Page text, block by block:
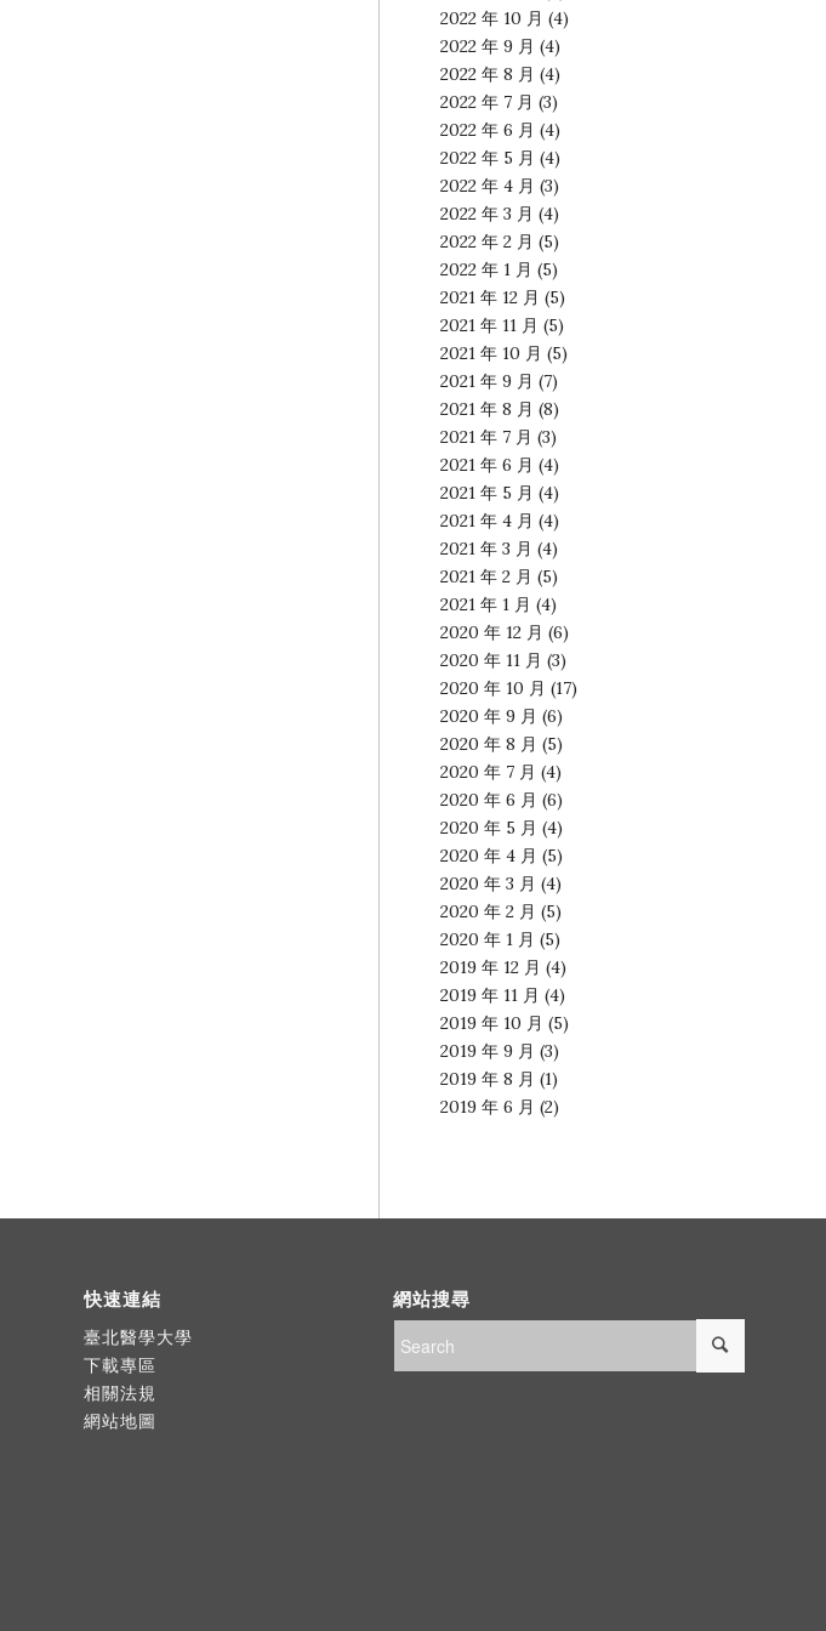
2022 年 10 月 (4)
2022 年 9 月 (4)
2022 年 8 月 (4)
2022 年 7 月 (3)
2022 年 6 月 (4)
2022 年 5 月 (4)
2022 年 4 月 (3)
2022 年 3 月 (4)
2022 年 2 月 (5)
2022 年 1 月 (5)
2021 年 12 月 (5)
2021 年 11 月 (5)
2021 年 10 月 (5)
2021 年 9 月 (7)
2021 年 8 月 (8)
2021 年 7 月 (3)
2021 年 6 月 (4)
2021 年 5 月 (4)
2021 年 4 月 (4)
2021 年 3 月 (4)
2021 年 2 月 (5)
2021 年 1 月 (4)
2020 年 12 月 (6)
2020 年 11 月 (3)
2020 年 10 月 (17)
2020 年 9 月 (6)
2020 年 8 月 (5)
2020 年 7 月 (4)
2020 年 6 月 (6)
2020 年 5 月 (4)
2020 年 4 月 (5)
2020 年 3 月 (4)
2020 年 2 月 (5)
2020 年 1 月 (5)
2019 年 12 月 (4)
2019 年 11 月 (4)
2019 年 10 月 (5)
2019 年 9 月 (3)
2019 年 8 月 (1)
2019 年 6 月 (2)
快速連結
臺北醫學大學
下載專區
相關法規
網站地圖
網站搜尋